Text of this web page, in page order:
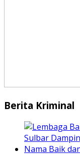
Berita Kriminal